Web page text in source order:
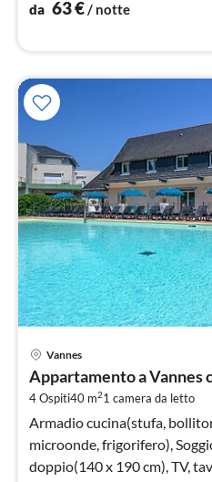
da 63€ / notte
Vannes
Appartamento a Vannes
4 Ospiti40 m21 camera da letto
Armadio cucina(stufa,
microonde, frigorifero),
doppio(140 x 190 cm), TV,